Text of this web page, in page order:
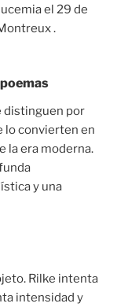
el 29 de
.
distinguen por
lo convierten en
la era moderna.
y una
Rilke intenta
intensidad y